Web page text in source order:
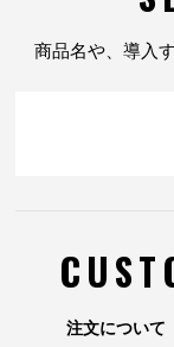
商品名や、導入
注文について